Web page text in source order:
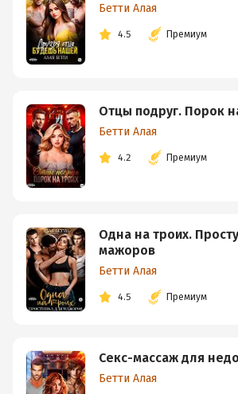
Бетти Алая
4.5 Премиум
Отцы подруг. Порок
Бетти Алая
4.2 Премиум
Одна на троих.
мажоров
Бетти Алая
4.5 Премиум
Секс-массаж для
Бетти Алая